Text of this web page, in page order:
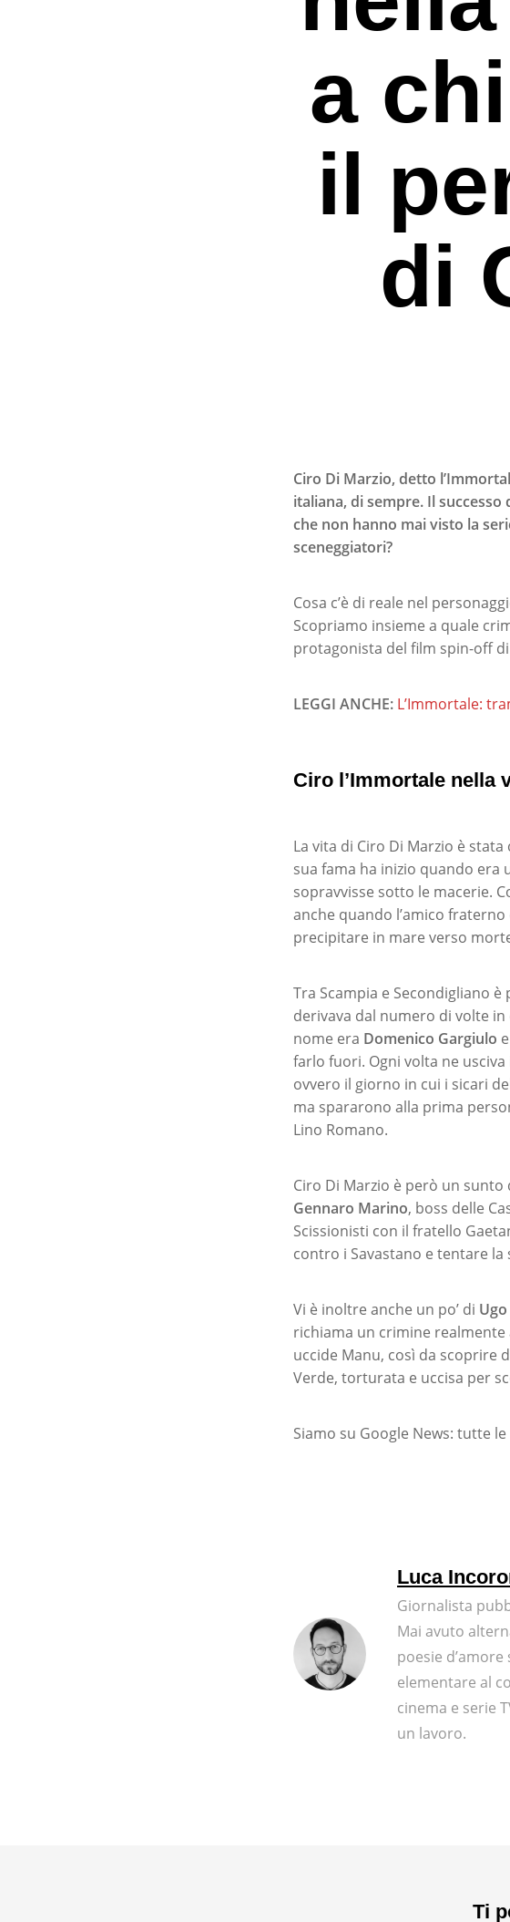
Premi invio per cercare o ESC per
a
il
di
Ciro Di Marzio, detto
italiana, di sempre. Il
che non hanno mai visto la
sceneggiatori?
Cosa c’è di reale nel
Scopriamo insieme a quale
protagonista del film spin-off
LEGGI ANCHE: L’Immortale:
Ciro l’Immortale nella
La vita di Ciro Di Marzio è
sua fama ha inizio quando
sopravvisse sotto le macerie.
anche quando l’amico
precipitare in mare verso
Tra Scampia e Secondigliano
derivava dal numero di volte
nome era Domenico Gargiulo
farlo fuori. Ogni volta ne
ovvero il giorno in cui i sicari
ma spararono alla prima
Lino Romano.
Ciro Di Marzio è però un
Gennaro Marino, boss delle
Scissionisti con il fratello
contro i Savastano e tentare la
Vi è inoltre anche un po’ di
richiama un crimine
uccide Manu, così da scoprire
Verde, torturata e uccisa per
Siamo su Google News: tutte le
Luca
Giornalista
Mai avuto
poesie
elementare al
cinema e serie
un lavoro.
Ti